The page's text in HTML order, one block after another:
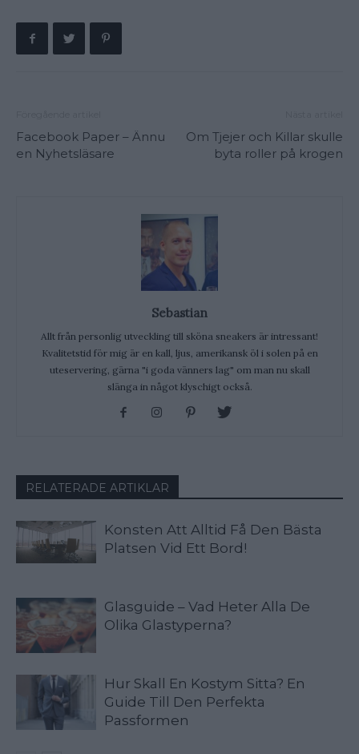
Facebook Paper – Ännu
en Nyhetsläsare
Om Tjejer och Killar skulle
byta roller på krogen
Sebastian
Allt från personlig utveckling till sköna sneakers är intressant!
Kvalitetstid för mig är en kall, ljus, amerikansk öl i solen på en
uteservering, gärna "i goda vänners lag" om man nu skall
slänga in något klyschigt också.
RELATERADE ARTIKLAR
Konsten Att Alltid Få Den Bästa
Platsen Vid Ett Bord!
Glasguide – Vad Heter Alla De
Olika Glastyperna?
Hur Skall En Kostym Sitta? En
Guide Till Den Perfekta
Passformen